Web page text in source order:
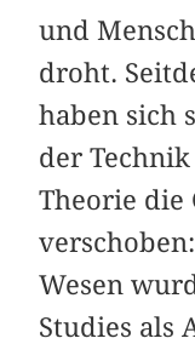
und
droht.
haben sich
der
Theorie die
Wesen
Studies als